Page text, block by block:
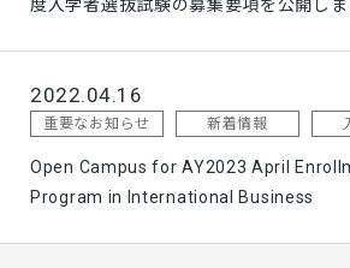
度入学者選抜試験の募集要項を公開しま
2022.04.16
重要なお知らせ 新着情報
Open Campus for AY2023 April
Program in International Business